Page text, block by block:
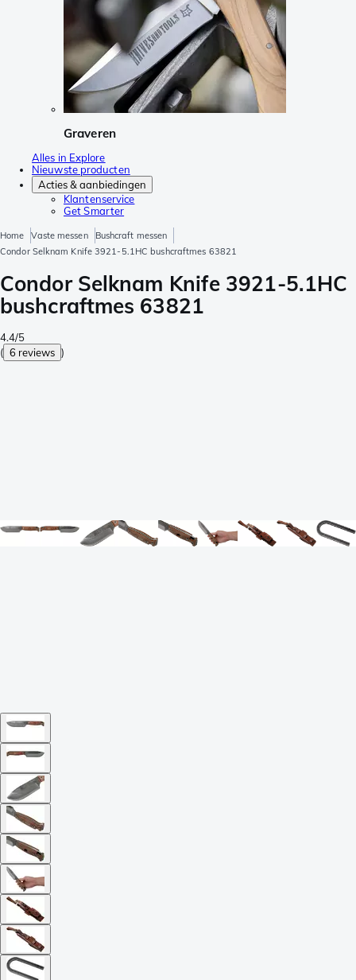
Graveren
Alles in Explore
Nieuwste producten
Acties & aanbiedingen
Klantenservice
Get Smarter
Home Vaste messen
Bushcraft messen
Condor Selknam Knife 3921-5.1HC bushcraftmes 63821
Condor Selknam Knife 3921-5.1HC
bushcraftmes 63821
4.4/5
( 6 reviews )